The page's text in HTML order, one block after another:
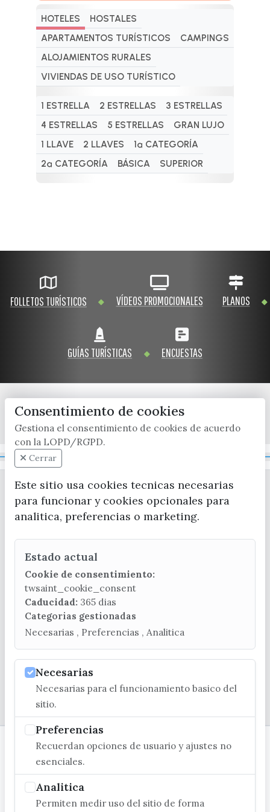
HOTELES
HOSTALES
APARTAMENTOS TURÍSTICOS
CAMPINGS
ALOJAMIENTOS RURALES
VIVIENDAS DE USO TURÍSTICO
1 ESTRELLA 2 ESTRELLAS
3 ESTRELLAS
4 ESTRELLAS
5 ESTRELLAS
GRAN LUJO
1 LLAVE
2 LLAVES
1ª CATEGORÍA
2ª CATEGORÍA
BÁSICA SUPERIOR
FOLLETOS TURÍSTICOS VÍDEOS PROMOCIONALES PLANOS
GUÍAS TURÍSTICAS ENCUESTAS
x / twitter facebook youtube instagram
CONTACTA CON LA OFICINA DE TURISMO
(+34) 952 541 104
turismo@velezmalaga.es
C/ Poniente, 2. CP 29740 - Torre del Mar
Consentimiento de cookies
Gestiona el consentimiento de cookies de acuerdo
con la LOPD/RGPD.
Cerrar
Este sitio usa cookies tecnicas necesarias
para funcionar y cookies opcionales para
analitica, preferencias o marketing.
Estado actual
Cookie de consentimiento:
twsaint_cookie_consent
Caducidad: 365 dias
Categorias gestionadas
Necesarias , Preferencias , Analitica
Necesarias
Necesarias para el funcionamiento basico del
sitio.
Preferencias
Recuerdan opciones de usuario y ajustes no
esenciales.
Analitica
Permiten medir uso del sitio de forma